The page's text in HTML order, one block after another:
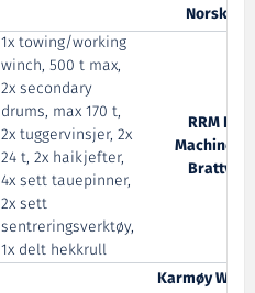
Norsk
1x towing/working
winch, 500 t max,
2x secondary
drums, max 170 t,
2x tuggervinsjer, 2x
24 t, 2x haikjefter,
4x sett tauepinner,
2x sett
sentreringsverktøy,
1x delt hekkrull
RRM
Machinery
Karmøy